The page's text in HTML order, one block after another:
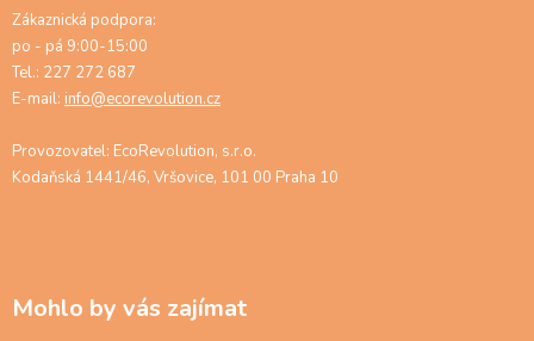
Zákaznická podpora:
po - pá 9:00-15:00
Tel.: 227 272 687
E-mail: info@ecorevolution.cz
Provozovatel: EcoRevolution, s.r.o.
Kodaňská 1441/46, Vršovice, 101 00 Praha 10
Mohlo by vás zajímat